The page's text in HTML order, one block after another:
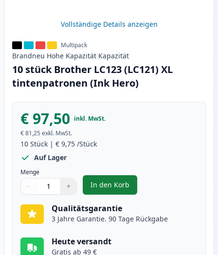
Vollständige Details anzeigen
Multipack
Brandneu Hohe Kapazität Kapazität
10 stück Brother LC123 (LC121) XL
tintenpatronen (Ink Hero)
€ 97,50 inkl. MwSt.
€ 81,25 exkl. MwSt.
10 Stück | € 9,75 /Stück
Auf Lager
Menge
Verwenden Sie die Tasten, um anzupassen
− +
1
In den Korb
, 10 stück Brother LC123
Qualitätsgarantie
3 Jahre Garantie. 90 Tage Rückgabe
Heute versandt
Gratis ab 49 €